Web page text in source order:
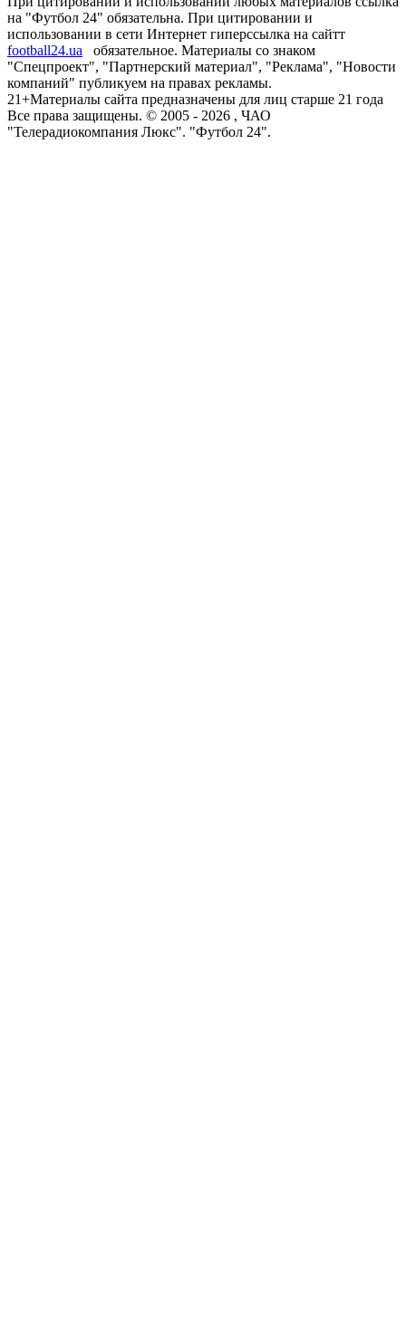
на "Футбол 24" обязательна. При цитировании и
использовании в сети Интернет гиперссылка на сайтт
football24.ua
обязательное. Материалы со знаком
"Спецпроект", "Партнерский материал", "Реклама", "Новости
компаний" публикуем на правах рекламы.
21+Материалы сайта предназначены для лиц старше 21 года
Все права защищены. © 2005 - 2026 , ЧАО
"Телерадиокомпания Люкс". "Футбол 24".